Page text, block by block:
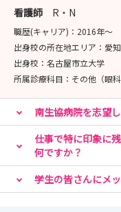
看護師 R・N
職歴(キャリア)： 2016年〜
出身校の所在地エリア： 愛
出身校： 名古屋市立大学
所属診療科目： その他（眼
南生協病院を志望
仕事で特に印象に
何ですか？
学生の皆さんにメ